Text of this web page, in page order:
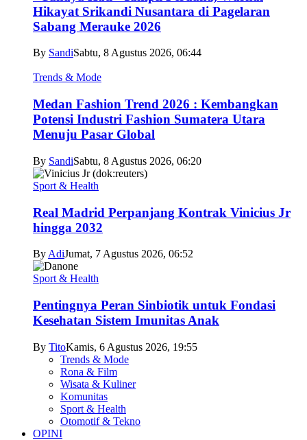
Hikayat Srikandi Nusantara di Pagelaran
Sabang Merauke 2026
By SandiSabtu, 8 Agustus 2026, 06:44
Trends & Mode
Medan Fashion Trend 2026 : Kembangkan
Potensi Industri Fashion Sumatera Utara
Menuju Pasar Global
By SandiSabtu, 8 Agustus 2026, 06:20
Sport & Health
Real Madrid Perpanjang Kontrak Vinicius Jr
hingga 2032
By AdiJumat, 7 Agustus 2026, 06:52
Sport & Health
Pentingnya Peran Sinbiotik untuk Fondasi
Kesehatan Sistem Imunitas Anak
By TitoKamis, 6 Agustus 2026, 19:55
Trends & Mode
Rona & Film
Wisata & Kuliner
Komunitas
Sport & Health
Otomotif & Tekno
OPINI